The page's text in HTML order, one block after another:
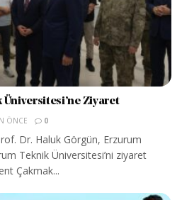
Üniversitesi’ne Ziyaret
ÖNCE 0
Dr. Haluk Görgün, Erzurum
Teknik Üniversitesi’ni ziyaret
Çakmak...